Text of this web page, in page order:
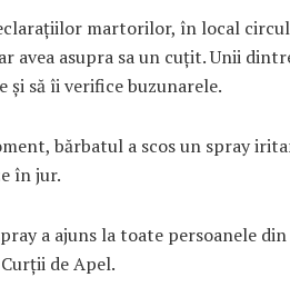
martorilor, în local
avea asupra sa un cuțit. Unii
și să îi verifice buzunarele.
bărbatul a scos un spray
în jur.
a ajuns la toate persoanele
de Apel.